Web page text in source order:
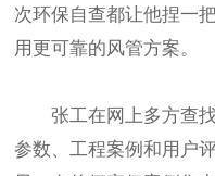
次环保自查都让他捏一
用更可靠的风管方案。
张工在网上多方查
参数、工程案例和用户